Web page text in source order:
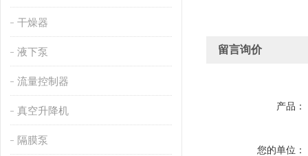
干燥器
液下泵
流量控制器
真空升降机
隔膜泵
留言询价
产品：
您的单位：